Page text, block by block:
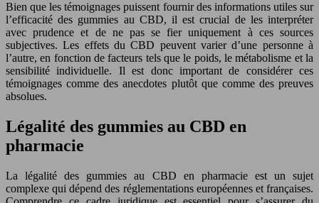
Bien que les témoignages puissent fournir des informations utiles sur
l’efficacité des gummies au CBD, il est crucial de les interpréter
avec prudence et de ne pas se fier uniquement à ces sources
subjectives. Les effets du CBD peuvent varier d’une personne à
l’autre, en fonction de facteurs tels que le poids, le métabolisme et la
sensibilité individuelle. Il est donc important de considérer ces
témoignages comme des anecdotes plutôt que comme des preuves
absolues.
Légalité des gummies au CBD en
pharmacie
La légalité des gummies au CBD en pharmacie est un sujet
complexe qui dépend des réglementations européennes et françaises.